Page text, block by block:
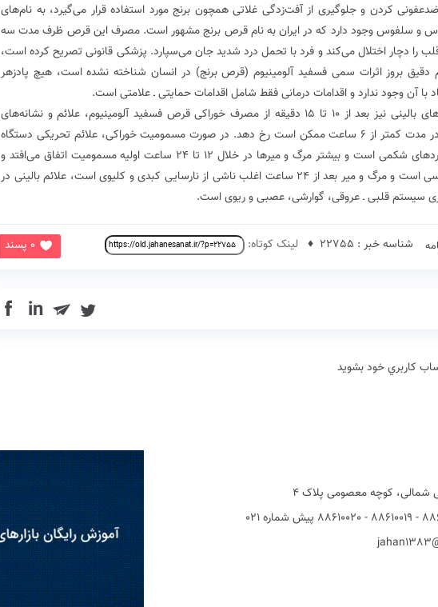
کردن و جلوگیری از آفت‌زدگی غلاتی همچون برنج مورد استفاده قرار می‌گیرد، به نام‌های
و سلفوس وجود دارد که در ایران به نام قرص برنج مشهور است. مصرف این قرص ظرف مدت سه
را دچار اختلال می‌کند و فرد با تحمل درد شدید جان می‌سپارد. پزشکی قانونی تصریح کرده است،
دقیق بروز اثرات سمی فسفید آلومینیوم (قرص برنج) در انسان شناخته نشده است، هیچ پادزهر
آن وجود ندارد و اقدامات درمانی فقط شامل اقدامات حمایتی ـ علامتی است.
از لحاظ زمان بروز علائم و نشانه‌های بالینی نیز بعد از ۱۰ تا ۱۵ دقیقه از مصرف خوراکی قرص فسفید آلومینیوم، علائم و نشانه‌های
مسمومیت ظاهر می‌شود و مرگ در مدت کمتر از ۶ ساعت ممکن است رخ دهد. در صورت مسمومیت خوراکی، علائم تحریکی دستگاه
گوارش شامل تهوع، استفراغ و دردهای شکمی است و بیشتر مرگ و میرها در خلال ۱۲ تا ۲۴ ساعت اولیه مسمومیت اتفاق می‌افتد و
معمولا ناشی از ایست قلبی ـ تنفسی است و مرگ و میر بعد از ۲۴ ساعت اغلب ناشی از نارسایی کبدی و کلیوی است، علائم بالینی در
سیستم قلبی ـ عروقی، گوارشی، عصبی و ریوی است.
0 پسند شناسه خبر : 22755 ♦ لینک کوتاه:
in
كاربري خود بشويد
شمالی، کوچه معصومی پلاک 4